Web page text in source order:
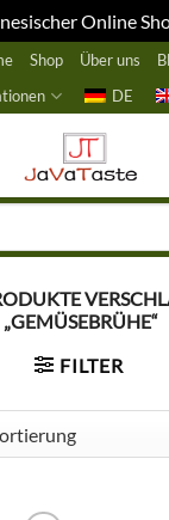
Online
Shop Über uns
DE
„GEMÜSEBRÜHE“
FILTER